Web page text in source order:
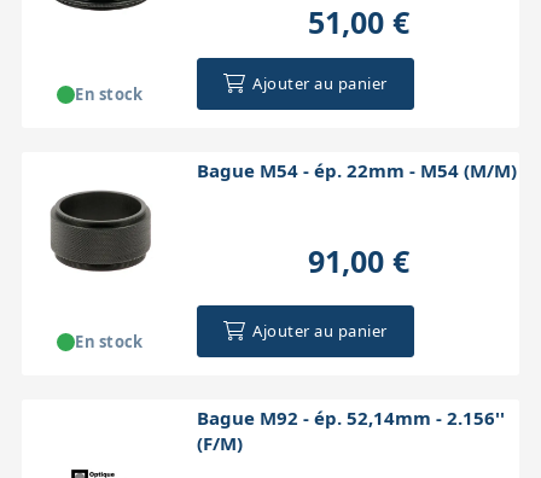
51,00 €
Ajouter au panier
En stock
Bague M54 - ép. 22mm - M54 (M/M)
91,00 €
Ajouter au panier
En stock
Bague M92 - ép. 52,14mm - 2.156''
(F/M)